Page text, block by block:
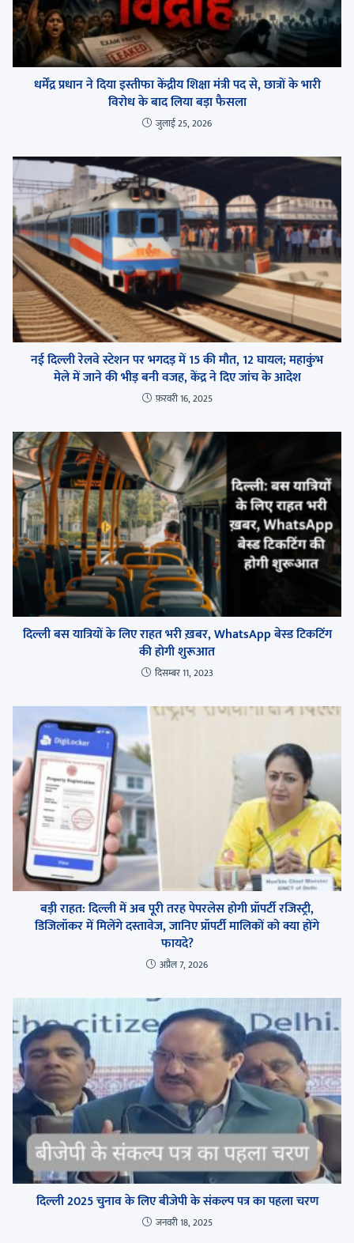
धर्मेंद्र प्रधान ने दिया इस्तीफा केंद्रीय शिक्षा मंत्री पद से, छात्रों के भारी
विरोध के बाद लिया बड़ा फैसला
जुलाई 25, 2026
नई दिल्ली रेलवे स्टेशन पर भगदड़ में 15 की मौत, 12 घायल; महाकुंभ
मेले में जाने की भीड़ बनी वजह, केंद्र ने दिए जांच के आदेश
फ़रवरी 16, 2025
दिल्ली बस यात्रियों के लिए राहत भरी ख़बर, WhatsApp बेस्ड टिकटिंग
की होगी शुरूआत
दिसम्बर 11, 2023
बड़ी राहत: दिल्ली में अब पूरी तरह पेपरलेस होगी प्रॉपर्टी रजिस्ट्री,
डिजिलॉकर में मिलेंगे दस्तावेज, जानिए प्रॉपर्टी मालिकों को क्या होंगे
फायदे?
अप्रैल 7, 2026
दिल्ली 2025 चुनाव के लिए बीजेपी के संकल्प पत्र का पहला चरण
जनवरी 18, 2025